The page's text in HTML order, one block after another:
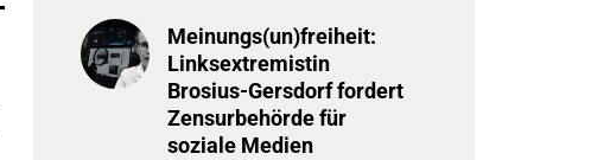
Meinungs(un)freiheit:
Linksextremistin
Brosius-Gersdorf fordert
Zensurbehörde für
soziale Medien